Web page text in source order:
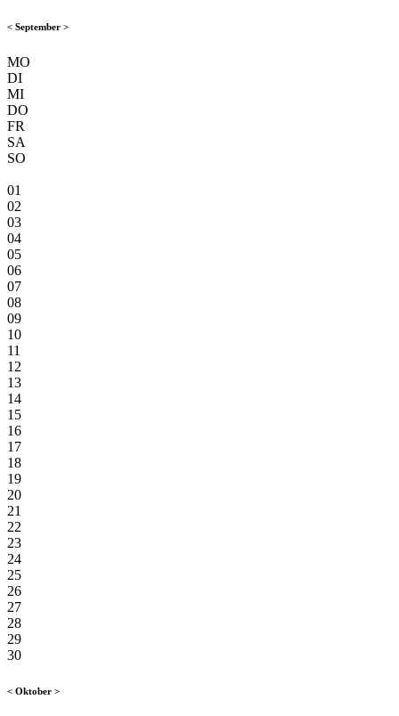
< September >
MO
DI
MI
DO
FR
SA
SO
01
02
03
04
05
06
07
08
09
10
11
12
13
14
15
16
17
18
19
20
21
22
23
24
25
26
27
28
29
30
< Oktober >